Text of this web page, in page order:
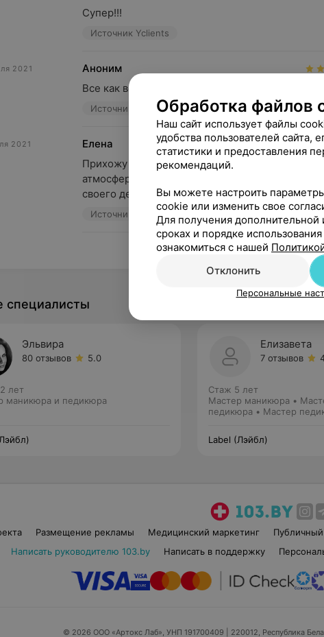
Супер!!!
Источник Yclients
2021
Аноним
Все как всегда безупречно!
Источник Yclients
2021
Елена
Прихожу не в первый раз в этот салон. Приятная
атмосфера, новый зал, новый дизайн. Дайва-
своего дела, приятная в...
Источник Yclients
Показать ещё
специалисты
Эльвира
80 отзывов 5.0
лет
маникюра и педикюра
Елизавета
7 отзывов
Стаж 5 лет
Мастер маникюра •
педикюра • Мастер
Label (Лэйбл)
Размещение рекламы Медицинский маркетинг
Написать руководителю 103.by
Написать в поддержку
© 2026 ООО «Артокс Лаб», УНП 191700409 | 220012, Республика
Обработка файлов
Наш сайт использует файлы
удобства пользователей сайта,
статистики и предоставления
рекомендаций.
Вы можете настроить
cookie или изменить свое
Для получения
сроках и порядке
ознакомиться с нашей
Отклонить
Персональные